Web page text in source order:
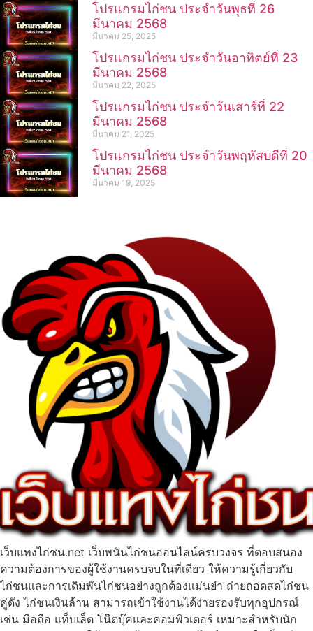
โปรแกรมไก่ชน ประจำวันพุธที่ 26
มีนาคม 2568
มีนาคม 25, 2025
โปรแกรมไก่ชน ประจำวันอาทิตย์ที่ 23
มีนาคม 2568
มีนาคม 22, 2025
โปรแกรมไก่ชน ประจำวันเสาร์ที่ 22
มีนาคม 2568
มีนาคม 21, 2025
โปรแกรมไก่ชน ประจำวันพฤหัสบดีที่ 20
มีนาคม 2568
มีนาคม 19, 2025
เว็บแทงไก่ชน.net เว็บพนันไก่ชนออนไลน์ครบวงจร ที่ตอบสนอง
ความต้องการของผู้ใช้งานครบจบในที่เดียว ให้ความรู้เกี่ยวกับ
ไก่ชนและการเดิมพันไก่ชนอย่างถูกต้องแม่นยำ ถ่ายถอดสดไก่ชน
คู่ดัง ไก่ชนเงินล้าน สามารถเข้าใช้งานได้ง่ายรองรับทุกอุปกรณ์
เช่น มือถือ แท็บเล็ต โน๊ตบุ๊คและคอมพิวเตอร์ เหมาะสำหรับนัก